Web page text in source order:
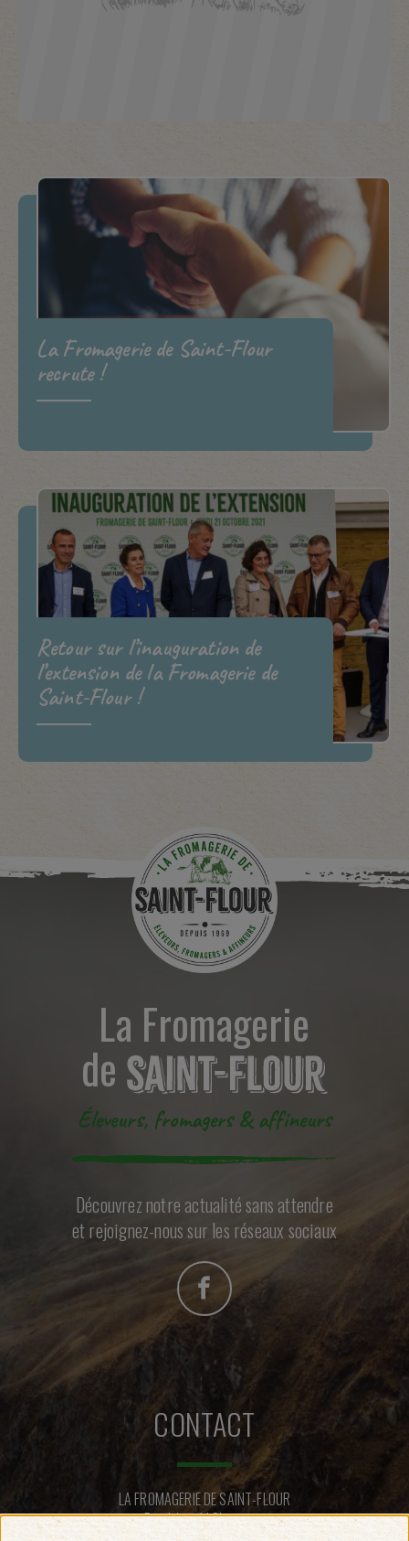
La Fromagerie de Saint-Flour
recrute !
Retour sur l’inauguration de
l’extension de la Fromagerie de
Saint-Flour !
La Fromagerie
de
Éleveurs, fromagers & affineurs
Découvrez notre actualité sans attendre
et rejoignez-nous sur les réseaux sociaux
CONTACT
LA FROMAGERIE DE SAINT-FLOUR
Rue Léopold Chastang